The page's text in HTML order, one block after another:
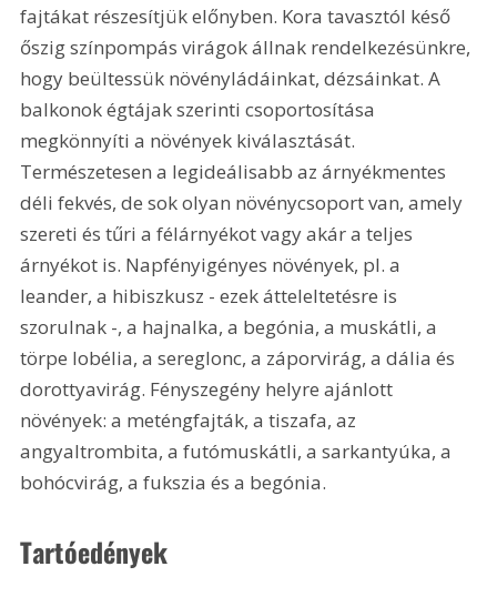
fajtákat részesítjük előnyben. Kora tavasztól késő
őszig színpompás virágok állnak rendelkezésünkre,
hogy beültessük növényládáinkat, dézsáinkat. A
balkonok égtájak szerinti csoportosítása
megkönnyíti a növények kiválasztását.
Természetesen a legideálisabb az árnyékmentes
déli fekvés, de sok olyan növénycsoport van, amely
szereti és tűri a félárnyékot vagy akár a teljes
árnyékot is. Napfényigényes növények, pl. a
leander, a hibiszkusz - ezek átteleltetésre is
szorulnak -, a hajnalka, a begónia, a muskátli, a
törpe lobélia, a sereglonc, a záporvirág, a dália és
dorottyavirág. Fényszegény helyre ajánlott
növények: a meténgfajták, a tiszafa, az
angyaltrombita, a futómuskátli, a sarkantyúka, a
bohócvirág, a fukszia és a begónia.
Tartóedények